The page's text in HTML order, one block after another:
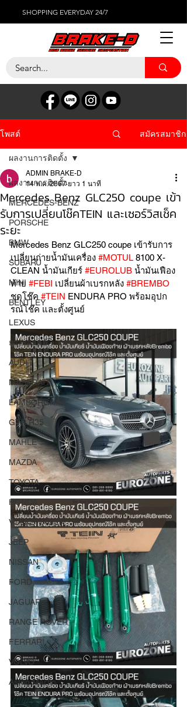
SHOPPING EVERYDAY 24/7
โพสต์ สมัครสมาชิก
ผลงานการติดตั้ง
MERCEDES-BENZ
PORSCHE
BMW
SUBARU
MINI
BENTLEY
LEXUS
ยางรถยนต์
AUDI
MASERATI
LAMBORGHINI
GTR R35
MAHLE
MAZDA
TOYOTA
HONDA
VOLKSWAGEN
JEEP
NISSAN
FORD
JAGUAR
RANGE ROVER
FERRARI
VOLVO
Aston Martin
ผลงานการติดตั้ง
Mercedes Benz GLC250 coupe เข้า
รับการเปลี่ยนโช๊คTEIN และเซอร์วิสเช็ค
ระยะ
ADMIN BRAKE-D
14 พ.ค. 2567 ยาว 1 นาที
Mercedes Benz GLC250 coupe เข้ารับการ
เปลี่ยนถ่ายน้ำมันเครื่อง #MOTUL 8100 X-
CLEAN น้ำมันเกียร์ #EUROLUB น้ำมันเฟือง
ท้าย #FEBI เปลี่ยนผ้าเบรกหลัง #BREMBO
ชุดโช๊ค #TEIN ENDURA PRO พร้อมอุปก
รณ์โช๊ค และตั้งศูนย์